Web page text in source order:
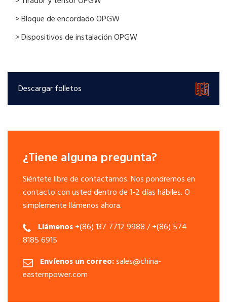
> Bloque de encordado OPGW
> Dispositivos de instalación OPGW
Descargar folletos
¿Tiene alguna pregunta?
Siéntete libre de contactarnos. Nos pondremos en
contacto con usted dentro de 1-2 días hábiles. O
simplemente llámenos ahora.
Llámenos+(86) 137 7712 9988 / +(86) 574
8185 6915
Envíenos un correo:sales@china-
easternpower.com